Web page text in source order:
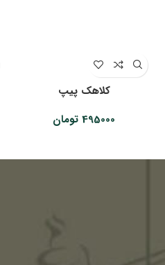
کلاهک پیپ
495000 تومان